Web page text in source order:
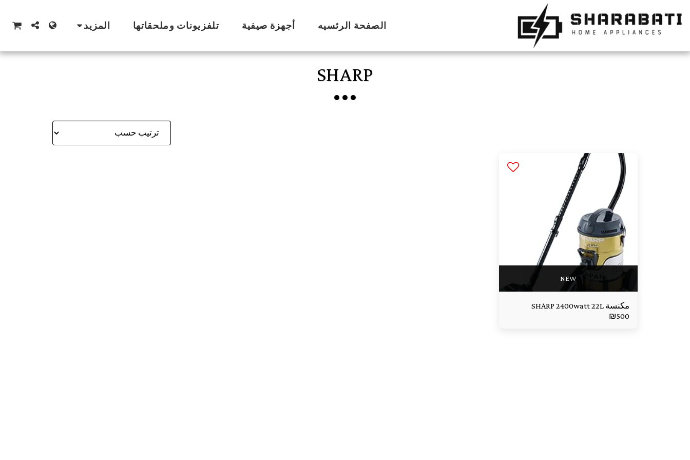
الصفحة الرئسيه أجهزة صيفية تلفزيونات وملحقاتها المزيد
SHARP
NEW
مكنسة SHARP 2400watt 22L
₪500